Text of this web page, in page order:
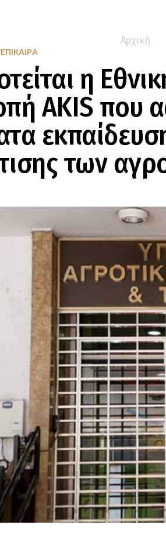
Αρχική
ΕΠΊΚΑΙΡΑ
η
AKIS που
των